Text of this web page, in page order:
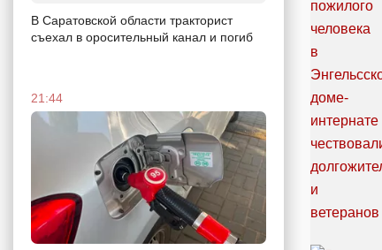
В Саратовской области тракторист
съехал в оросительный канал и погиб
21:44